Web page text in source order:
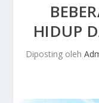
HIDUP
Diposting oleh